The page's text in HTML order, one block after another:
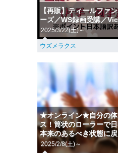
【再販】ティールファ
ーズ／WS録画受講／
2025/3/22(土)～
ウズメラクス
★オンライン★自分の体
ス！筒状のローラーで
本来のあるべき状態に戻
2025/2/8(土)～